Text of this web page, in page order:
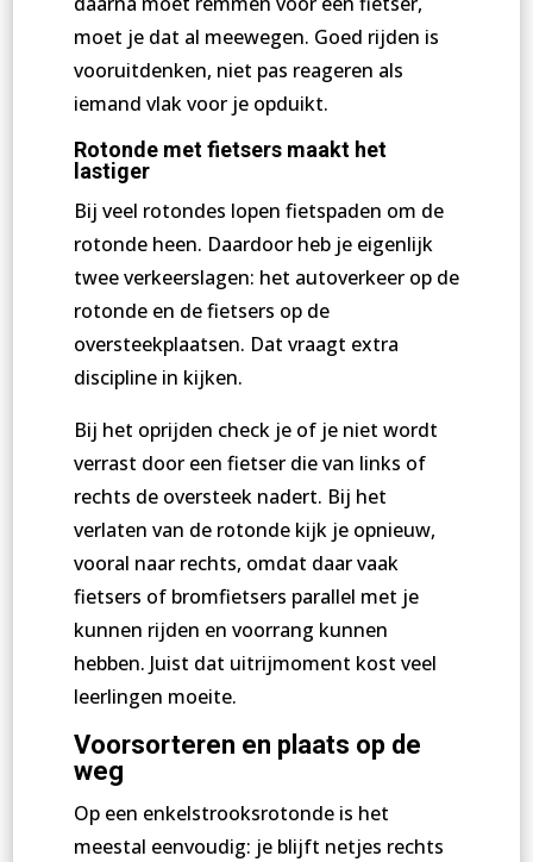
moet je dat al meewegen. Goed rijden is
vooruitdenken, niet pas reageren als
iemand vlak voor je opduikt.
Rotonde met fietsers maakt het
lastiger
Bij veel rotondes lopen fietspaden om de
rotonde heen. Daardoor heb je eigenlijk
twee verkeerslagen: het autoverkeer op de
rotonde en de fietsers op de
oversteekplaatsen. Dat vraagt extra
discipline in kijken.
Bij het oprijden check je of je niet wordt
verrast door een fietser die van links of
rechts de oversteek nadert. Bij het
verlaten van de rotonde kijk je opnieuw,
vooral naar rechts, omdat daar vaak
fietsers of bromfietsers parallel met je
kunnen rijden en voorrang kunnen
hebben. Juist dat uitrijmoment kost veel
leerlingen moeite.
Voorsorteren en plaats op de
weg
Op een enkelstrooksrotonde is het
meestal eenvoudig: je blijft netjes rechts